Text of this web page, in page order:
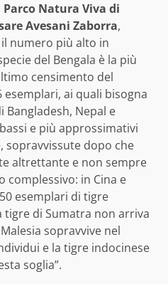
Parco Natura Viva di
Avesani Zaborra,
numero più alto in
del Bengala è la più
censimento del
ai quali bisogna
Nepal e
e più approssimativi
sopravvissute dopo che
altrettante e non sempre
complessivo: in Cina e
esemplari di tigre
tigre di Sumatra non arriva
sopravvive nel
e la tigre indocinese
soglia”.